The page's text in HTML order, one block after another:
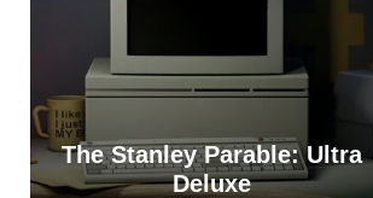
The Stanley Parable: Ultra
Deluxe